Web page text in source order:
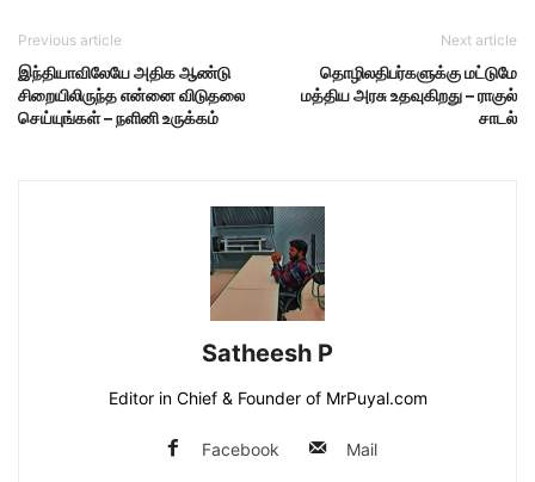
Previous article
இந்தியாவிலேயே அதிக ஆண்டு
சிறையிலிருந்த என்னை விடுதலை
செய்யுங்கள் – நளினி உருக்கம்
Next article
தொழிலதிபர்களுக்கு மட்டுமே
மத்திய அரசு உதவுகிறது – ராகுல்
சாடல்
Satheesh P
Editor in Chief & Founder of MrPuyal.com
Facebook Mail